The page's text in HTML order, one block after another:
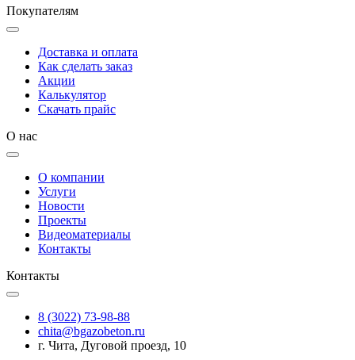
Покупателям
Доставка и оплата
Как сделать заказ
Акции
Калькулятор
Скачать прайс
О нас
О компании
Услуги
Новости
Проекты
Видеоматериалы
Контакты
Контакты
8 (3022) 73-98-88
chita@bgazobeton.ru
г. Чита, Дуговой проезд, 10